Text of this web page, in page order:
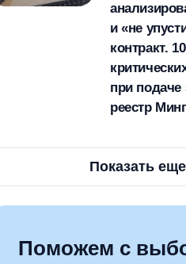
и «не
контракт. 10
при подаче
реестр
Показать еще
Поможем с